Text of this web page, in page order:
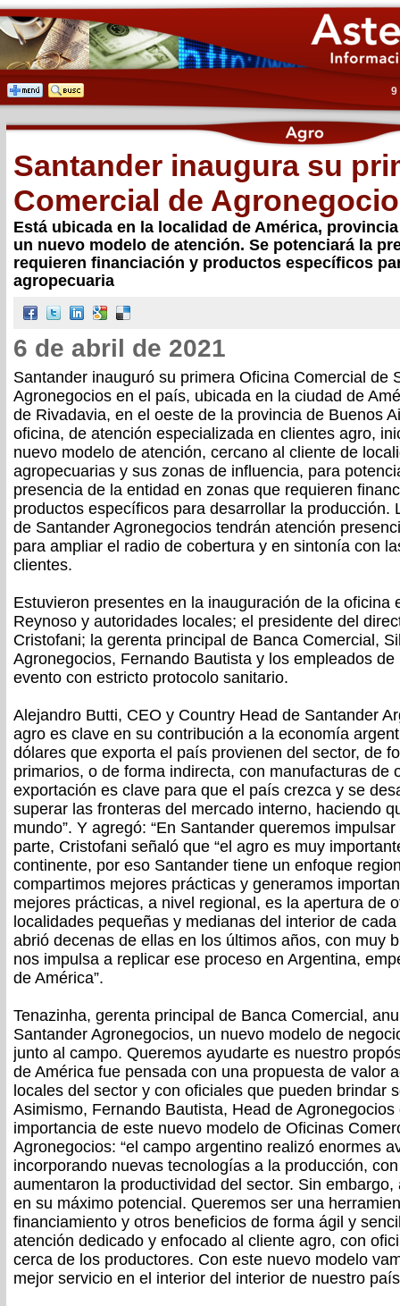
9
Santander inaugura su
Comercial de
Está ubicada en la localidad de América,
un nuevo modelo de atención. Se potenciará la
requieren financiación y productos específicos
agropecuaria
6 de abril de 2021
Santander inauguró su primera Oficina Comercial de
Agronegocios en el país, ubicada en la ciudad de
de Rivadavia, en el oeste de la provincia de Buenos
oficina, de atención especializada en clientes agro,
nuevo modelo de atención, cercano al cliente de
agropecuarias y sus zonas de influencia, para
presencia de la entidad en zonas que requieren
productos específicos para desarrollar la producción.
de Santander Agronegocios tendrán atención
para ampliar el radio de cobertura y en sintonía con
clientes.
Estuvieron presentes en la inauguración de la oficina
Reynoso y autoridades locales; el presidente del
Cristofani; la gerenta principal de Banca Comercial,
Agronegocios, Fernando Bautista y los empleados
evento con estricto protocolo sanitario.
Alejandro Butti, CEO y Country Head de Santander
agro es clave en su contribución a la economía
dólares que exporta el país provienen del sector, de
primarios, o de forma indirecta, con manufacturas de
exportación es clave para que el país crezca y se
superar las fronteras del mercado interno, haciendo
mundo”. Y agregó: “En Santander queremos
parte, Cristofani señaló que “el agro es muy
continente, por eso Santander tiene un enfoque
compartimos mejores prácticas y generamos
mejores prácticas, a nivel regional, es la apertura de
localidades pequeñas y medianas del interior de
abrió decenas de ellas en los últimos años, con muy
nos impulsa a replicar ese proceso en Argentina,
de América”.
Tenazinha, gerenta principal de Banca Comercial,
Santander Agronegocios, un nuevo modelo de
junto al campo. Queremos ayudarte es nuestro
de América fue pensada con una propuesta de valor
locales del sector y con oficiales que pueden brindar
Asimismo, Fernando Bautista, Head de
importancia de este nuevo modelo de Oficinas
Agronegocios: “el campo argentino realizó enormes
incorporando nuevas tecnologías a la producción,
aumentaron la productividad del sector. Sin
en su máximo potencial. Queremos ser una
financiamiento y otros beneficios de forma ágil y
atención dedicado y enfocado al cliente agro, con
cerca de los productores. Con este nuevo modelo
mejor servicio en el interior del interior de nuestro